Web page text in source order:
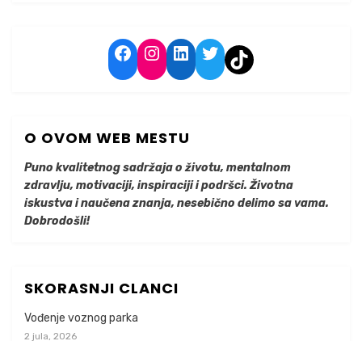
Facebook
Instagram
LinkedIn
TwitterTikTok
O OVOM WEB MESTU
Puno kvalitetnog sadržaja o životu, mentalnom
zdravlju, motivaciji, inspiraciji i podršci. Životna
iskustva i naučena znanja, nesebično delimo sa vama.
Dobrodošli!
SKORASNJI CLANCI
Vođenje voznog parka
2 jula, 2026